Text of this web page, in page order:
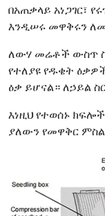
በአጠቃላይ አነጋገር፣
እንዲሠሩ መዋቅሩን
ለውሃ መሬቶች ውስጥ
የተለያዩ የዱቄት
ዕቃ ይሆናል። ለኃይል
እነዚህ የተወሰኑ
ያለውን የመዋቅር